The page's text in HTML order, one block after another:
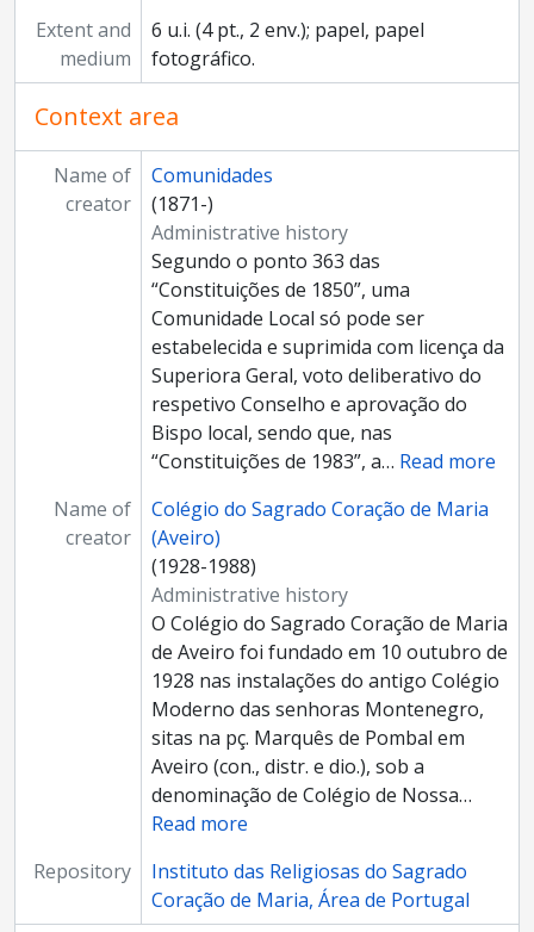
Extent and
medium
6 u.i. (4 pt., 2 env.); papel, papel
fotográfico.
Context area
Name of
creator
Comunidades
(1871-)
Administrative history
Segundo o ponto 363 das
“Constituições de 1850”, uma
Comunidade Local só pode ser
estabelecida e suprimida com licença da
Superiora Geral, voto deliberativo do
respetivo Conselho e aprovação do
Bispo local, sendo que, nas
“Constituições de 1983”, a… Read more
Name of
creator
Colégio do Sagrado Coração de Maria
(Aveiro)
(1928-1988)
Administrative history
O Colégio do Sagrado Coração de Maria
de Aveiro foi fundado em 10 outubro de
1928 nas instalações do antigo Colégio
Moderno das senhoras Montenegro,
sitas na pç. Marquês de Pombal em
Aveiro (con., distr. e dio.), sob a
denominação de Colégio de Nossa…
Read more
Repository
Instituto das Religiosas do Sagrado
Coração de Maria, Área de Portugal